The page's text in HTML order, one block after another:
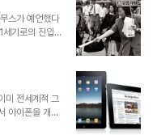
저가 행복한
로야 흙수저라
분명한 사실입
웃기다고 치
스가 예언했다
기로의 진입
장이라도 어찌
게 착잡해지
뿐만 아니라
사건들도 우리
는 종말 예언
종파 -기독교
미 전세계적 그
아이폰을 개발
습니다. 더우기